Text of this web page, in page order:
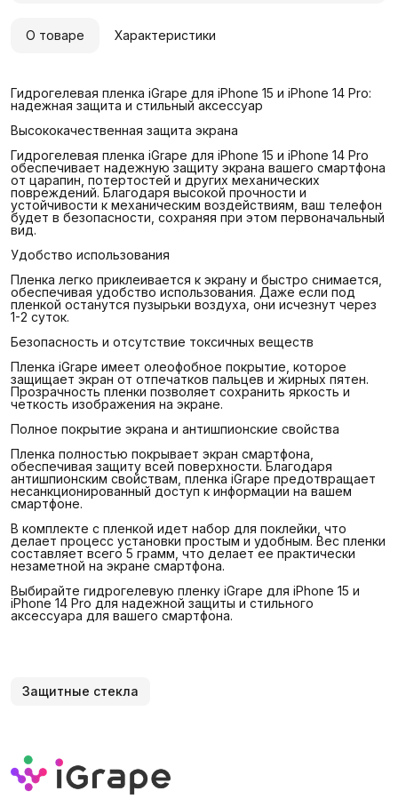
О товаре Характеристики
Гидрогелевая пленка iGrape для iPhone 15 и iPhone 14 Pro:
надежная защита и стильный аксессуар
Высококачественная защита экрана
Гидрогелевая пленка iGrape для iPhone 15 и iPhone 14 Pro
обеспечивает надежную защиту экрана вашего смартфона
от царапин, потертостей и других механических
повреждений. Благодаря высокой прочности и
устойчивости к механическим воздействиям, ваш телефон
будет в безопасности, сохраняя при этом первоначальный
вид.
Удобство использования
Пленка легко приклеивается к экрану и быстро снимается,
обеспечивая удобство использования. Даже если под
пленкой останутся пузырьки воздуха, они исчезнут через
1-2 суток.
Безопасность и отсутствие токсичных веществ
Пленка iGrape имеет олеофобное покрытие, которое
защищает экран от отпечатков пальцев и жирных пятен.
Прозрачность пленки позволяет сохранить яркость и
четкость изображения на экране.
Полное покрытие экрана и антишпионские свойства
Пленка полностью покрывает экран смартфона,
обеспечивая защиту всей поверхности. Благодаря
антишпионским свойствам, пленка iGrape предотвращает
несанкционированный доступ к информации на вашем
смартфоне.
В комплекте с пленкой идет набор для поклейки, что
делает процесс установки простым и удобным. Вес пленки
составляет всего 5 грамм, что делает ее практически
незаметной на экране смартфона.
Выбирайте гидрогелевую пленку iGrape для iPhone 15 и
iPhone 14 Pro для надежной защиты и стильного
аксессуара для вашего смартфона.
Защитные стекла